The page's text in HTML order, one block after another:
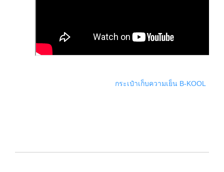
กระเป๋าเก็บความเย็น B-KOOL Cake